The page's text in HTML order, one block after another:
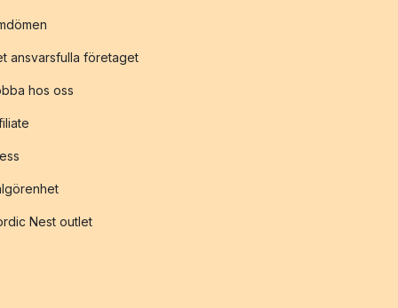
ansvarsfulla företaget
hos oss
Nest outlet